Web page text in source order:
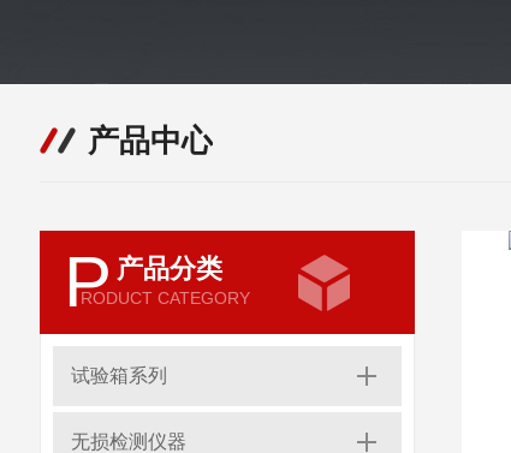
产品中心
P 产品分类
RODUCT CATEGORY
试验箱系列
无损检测仪器